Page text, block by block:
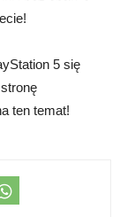
5 się
ten temat!